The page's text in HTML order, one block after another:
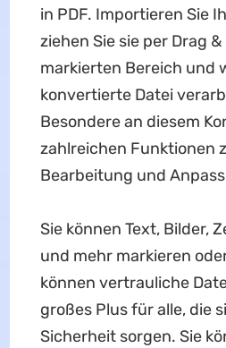
in PDF. Importieren Sie
ziehen Sie sie per Drag
markierten Bereich und
konvertierte Datei
Besondere an diesem
zahlreichen Funktionen
Bearbeitung und
Sie können Text, Bilder,
und mehr markieren
können vertrauliche
großes Plus für alle, die
Sicherheit sorgen. Sie